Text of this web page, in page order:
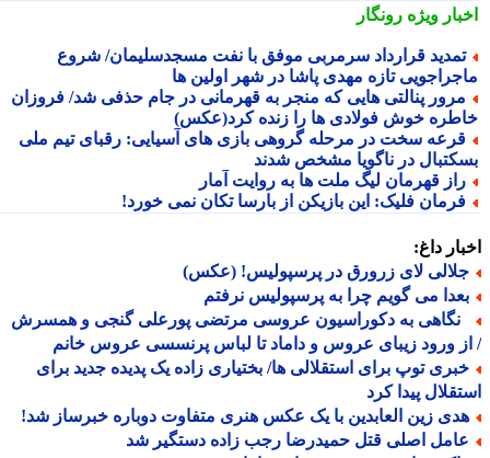
ویژهرونگار
قرارداد سرمربی موفق با نفت مسجدسلیمان/ شروع
تازه مهدی پاشا در شهر اولین ها
پنالتی هایی که منجر به قهرمانی در جام حذفی شد/ فروزان
خوش فولادی ها را زنده کرد(عکس)
سخت در مرحله گروهی بازی های آسیایی: رقبای تیم ملی
در ناگویا مشخص شدند
قهرمان لیگ ملت ها به روایت آمار
فلیک: این بازیکن از بارسا تکان نمی خورد!
داغ:
لای زرورق در پرسپولیس! (عکس)
می گویم چرا به پرسپولیس نرفتم
به دکوراسیون عروسی مرتضی پورعلی گنجی و همسرش
ورود زیبای عروس و داماد تا لباس پرنسسی عروس خانم
توپ برای استقلالی ها/ بختیاری زاده یک پدیده جدید برای
پیدا کرد
زین العابدین با یک عکس هنری متفاوت دوباره خبرساز شد!
اصلی قتل حمیدرضا رجب زاده دستگیر شد